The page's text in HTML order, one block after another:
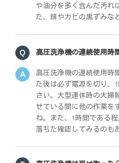
や油分を多く含んだ汚れ
た、錆やカビの黒ずみな
高圧洗浄機の連続使用時
高圧洗浄機の連続使用時
た後は必ず電源を切り、
さい。大型連休時の大掃
せている間に他の作業を
ね。また、1時間である
落ちた確認してみるのも